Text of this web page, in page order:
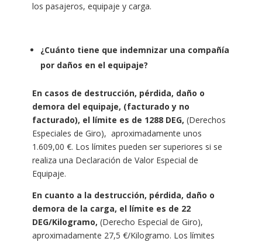
los pasajeros, equipaje y carga.
¿Cuánto tiene que indemnizar una compañía
por daños en el equipaje?
En casos de destrucción, pérdida, daño o
demora del equipaje, (facturado y no
facturado), el límite es de 1288 DEG, (Derechos
Especiales de Giro), aproximadamente unos
1.609,00 €. Los límites pueden ser superiores si se
realiza una Declaración de Valor Especial de
Equipaje.
En cuanto a la destrucción, pérdida, daño o
demora de la carga, el límite es de 22
DEG/Kilogramo, (Derecho Especial de Giro),
aproximadamente 27,5 €/Kilogramo. Los límites